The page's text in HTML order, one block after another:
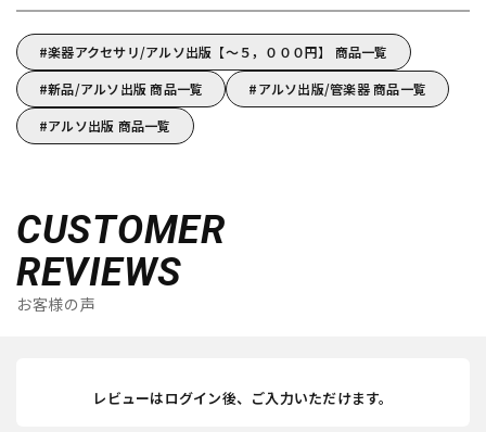
楽器アクセサリ/アルソ出版【～５，０００円】 商品一覧
新品/アルソ出版 商品一覧
アルソ出版/管楽器 商品一覧
アルソ出版 商品一覧
CUSTOMER
REVIEWS
お客様の声
レビューはログイン後、ご入力いただけます。